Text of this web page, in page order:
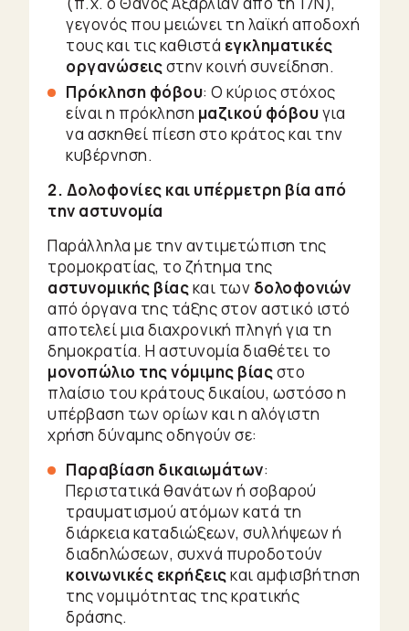
γεγονός που μειώνει τη λαϊκή αποδοχή
τους και τις καθιστά εγκληματικές
οργανώσειςστην κοινή συνείδηση.
Πρόκληση φόβου: Ο κύριος στόχος
είναι η πρόκληση μαζικού φόβουγια
να ασκηθεί πίεση στο κράτος και την
κυβέρνηση.
2. Δολοφονίες και υπέρμετρη βία από
την αστυνομία
Παράλληλα με την αντιμετώπιση της
τρομοκρατίας, το ζήτημα της
αστυνομικής βίαςκαι των δολοφονιών
από όργανα της τάξης στον αστικό ιστό
αποτελεί μια διαχρονική πληγή για τη
δημοκρατία. Η αστυνομία διαθέτει το
μονοπώλιο της νόμιμης βίαςστο
πλαίσιο του κράτους δικαίου, ωστόσο η
υπέρβαση των ορίων και η αλόγιστη
χρήση δύναμης οδηγούν σε:
Παραβίαση δικαιωμάτων:
Περιστατικά θανάτων ή σοβαρού
τραυματισμού ατόμων κατά τη
διάρκεια καταδιώξεων, συλλήψεων ή
διαδηλώσεων, συχνά πυροδοτούν
κοινωνικές εκρήξειςκαι αμφισβήτηση
της νομιμότητας της κρατικής
δράσης.